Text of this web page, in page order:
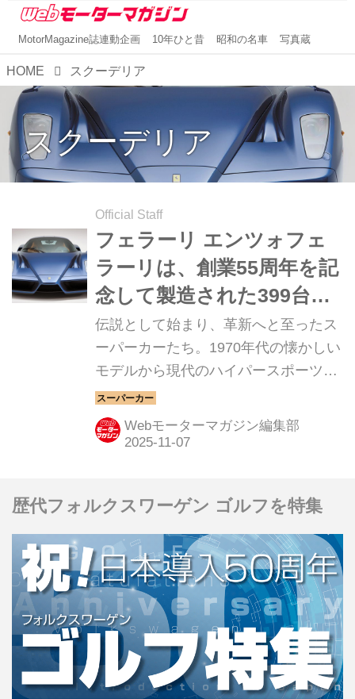
MotorMagazine誌連動企画 10年ひと昔 昭和の名車 写真蔵
HOME スクーデリア
スクーデリア
Official Staff
フェラーリ エンツォフェ
ラーリは、創業55周年を記
念して製造された399台の
限定車【スーパーカークロ
ニクル・完全版／043】
伝説として始まり、革新へと至ったス
ーパーカーたち。1970年代の懐かしい
モデルから現代のハイパースポーツま
で紹介していこう。今回は、フェラー
リ エンツォフェラーリだ。
Webモーターマガジン編集部
歴代フォルクスワーゲン ゴルフを特集